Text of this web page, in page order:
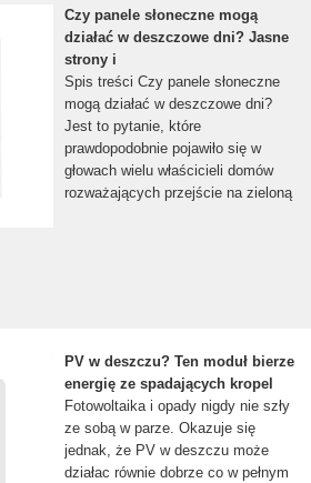
Czy panele słoneczne mogą
działać w deszczowe dni? Jasne
strony i
Spis treści Czy panele słoneczne
mogą działać w deszczowe dni?
Jest to pytanie, które
prawdopodobnie pojawiło się w
głowach wielu właścicieli domów
rozważających przejście na zieloną
PV w deszczu? Ten moduł bierze
energię ze spadających kropel
Fotowoltaika i opady nigdy nie szły
ze sobą w parze. Okazuje się
jednak, że PV w deszczu może
działac równie dobrze co w pełnym